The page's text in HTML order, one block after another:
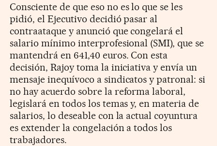
Consciente de que eso no es lo que se les
pidió, el Ejecutivo decidió pasar al
contraataque y anunció que congelará el
salario mínimo interprofesional (SMI), que se
mantendrá en 641,40 euros. Con esta
decisión, Rajoy toma la iniciativa y envía un
mensaje inequívoco a sindicatos y patronal: si
no hay acuerdo sobre la reforma laboral,
legislará en todos los temas y, en materia de
salarios, lo deseable con la actual coyuntura
es extender la congelación a todos los
trabajadores.